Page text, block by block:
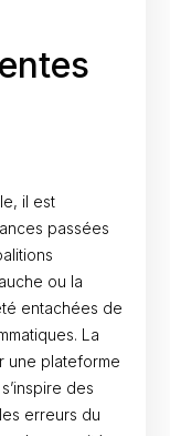
il est
passées
ou la
entachées de
La
une plateforme
des
erreurs du